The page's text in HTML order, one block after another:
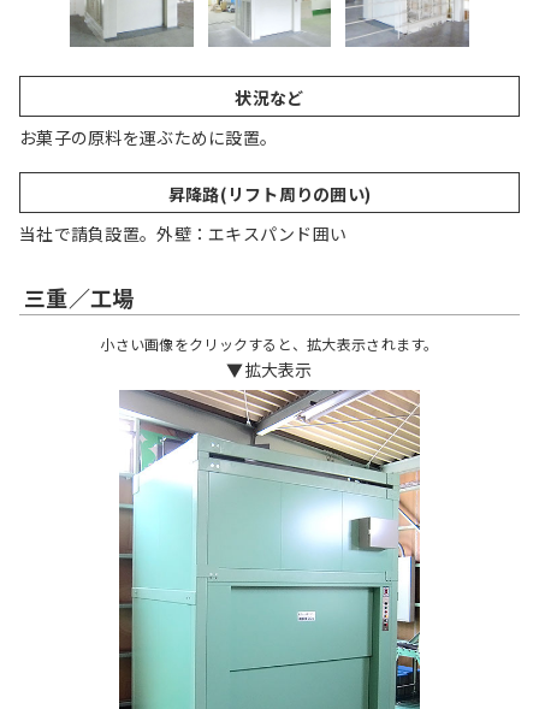
状況など
お菓子の原料を運ぶために設置。
昇降路(リフト周りの囲い)
当社で請負設置。外壁：エキスパンド囲い
三重／工場
小さい画像をクリックすると、拡大表示されます。
▼拡大表示